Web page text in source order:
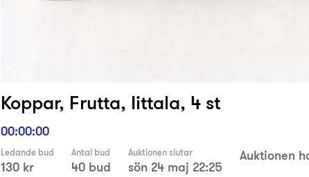
Koppar, Frutta, Iittala, 4 st
00:00:00
Ledande bud
130 kr
Antal bud
40 bud
Auktionen slutar
sön 24 maj 22:25
Auktionen